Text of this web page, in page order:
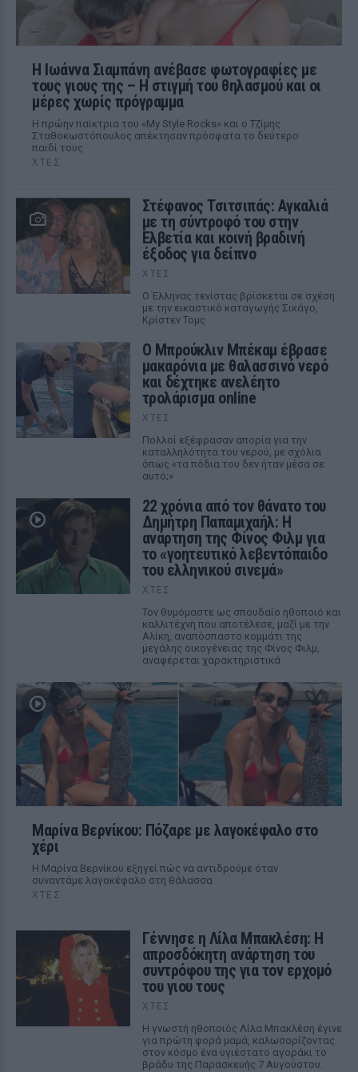
H Ιωάννα Σιαμπάνη ανέβασε φωτογραφίες με
τους γιους της – Η στιγμή του θηλασμού και οι
μέρες χωρίς πρόγραμμα
Η πρώην παίκτρια του «My Style Rocks» και ο Τζίμης
Σταθοκωστόπουλος απέκτησαν πρόσφατα το δεύτερο
παιδί τους
ΧΤΕΣ
Στέφανος Τσιτσιπάς: Αγκαλιά
με τη σύντροφό του στην
Ελβετία και κοινή βραδινή
έξοδος για δείπνο
ΧΤΕΣ
Ο Έλληνας τενίστας βρίσκεται σε σχέση
με την εικαστικό καταγωγής Σικάγο,
Κρίστεν Τομς
Ο Μπρούκλιν Μπέκαμ έβρασε
μακαρόνια με θαλασσινό νερό
και δέχτηκε ανελέητο
τρολάρισμα online
ΧΤΕΣ
Πολλοί εξέφρασαν απορία για την
καταλληλότητα του νερού, με σχόλια
όπως «τα πόδια του δεν ήταν μέσα σε
αυτό;»
22 χρόνια από τον θάνατο του
Δημήτρη Παπαμιχαήλ: Η
ανάρτηση της Φίνος Φιλμ για
το «γοητευτικό λεβεντόπαιδο
του ελληνικού σινεμά»
ΧΤΕΣ
Τον θυμόμαστε ως σπουδαίο ηθοποιό και
καλλιτέχνη που αποτέλεσε, μαζί με την
Αλίκη, αναπόσπαστο κομμάτι της
μεγάλης οικογένειας της Φίνος Φιλμ,
αναφέρεται χαρακτηριστικά
Μαρίνα Βερνίκου: Πόζαρε με λαγοκέφαλο στο
χέρι
Η Μαρίνα Βερνίκου εξηγεί πώς να αντιδρούμε όταν
συναντάμε λαγοκέφαλο στη θάλασσα
ΧΤΕΣ
Γέννησε η Λίλα Μπακλέση: Η
απροσδόκητη ανάρτηση του
συντρόφου της για τον ερχομό
του γιου τους
ΧΤΕΣ
Η γνωστή ηθοποιός Λίλα Μπακλέση έγινε
για πρώτη φορά μαμά, καλωσορίζοντας
στον κόσμο ένα υγιέστατο αγοράκι το
βράδυ της Παρασκευής 7 Αυγούστου.